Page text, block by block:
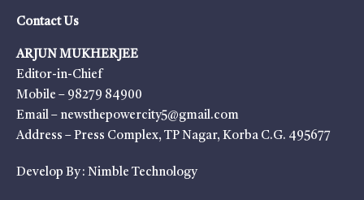
Contact Us
ARJUN MUKHERJEE
Editor-in-Chief
Mobile – 98279 84900
Email – newsthepowercity5@gmail.com
Address – Press Complex, TP Nagar, Korba C.G. 495677
Develop By : Nimble Technology